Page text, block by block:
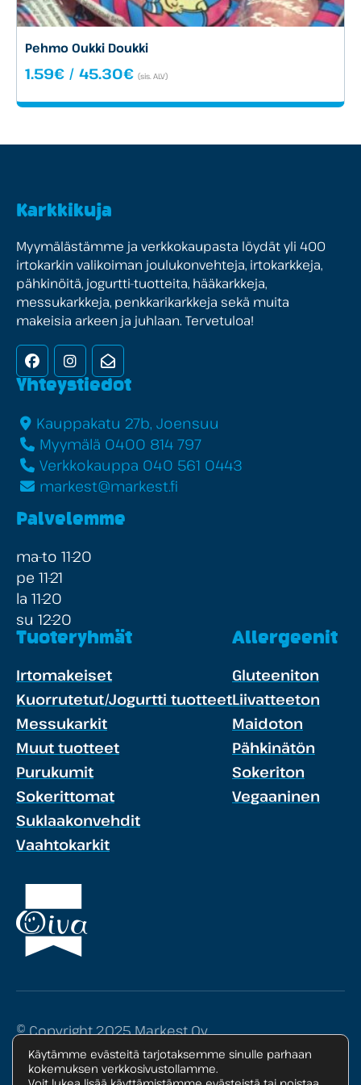
Pehmo Oukki Doukki
1.59€ / 45.30€Hintaluokka:
-
(sis. ALV)
Karkkikuja
Myymälästämme ja verkkokaupasta löydät yli 400
irtokarkin valikoiman joulukonvehteja, irtokarkkeja,
pähkinöitä, jogurtti-tuotteita, hääkarkkeja,
messukarkkeja, penkkarikarkkeja sekä muita
makeisia arkeen ja juhlaan. Tervetuloa!
FacebookInstagramUutiskirje
Yhteystiedot
Kauppakatu 27b, Joensuu
Myymälä 0400 814 797
Verkkokauppa 040 561 0443
markest@markest.fi
Palvelemme
ma-to 11-20
pe 11-21
la 11-20
su 12-20
Tuoteryhmät
Irtomakeiset
Kuorrutetut/Jogurtti tuotteet
Messukarkit
Muut tuotteet
Purukumit
Sokerittomat
Suklaakonvehdit
Vaahtokarkit
Allergeenit
Gluteeniton
Liivatteeton
Maidoton
Pähkinätön
Sokeriton
Vegaaninen
© Copyright 2025 Markest Oy
Tietosuojaseloste
Käytämme evästeitä tarjotaksemme sinulle parhaan
kokemuksen verkkosivustollamme.